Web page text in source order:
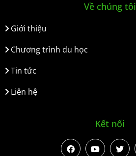
Về chúng tôi
Giới thiệu
Chương trình du học
Tin tức
Liên hệ
Kết nối